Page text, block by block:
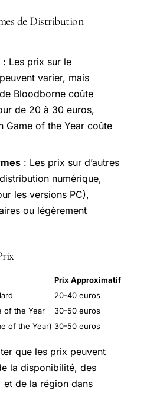
de Distribution
: Les prix sur le
varier, mais
Bloodborne coûte
de 20 à 30 euros,
Game of the Year coûte
: Les prix sur d’autres
numérique,
les versions PC),
ou légèrement
Prix Approximatif
20-40 euros
of the Year
30-50 euros
of the Year) 30-50 euros
que les prix peuvent
la disponibilité, des
de la région dans